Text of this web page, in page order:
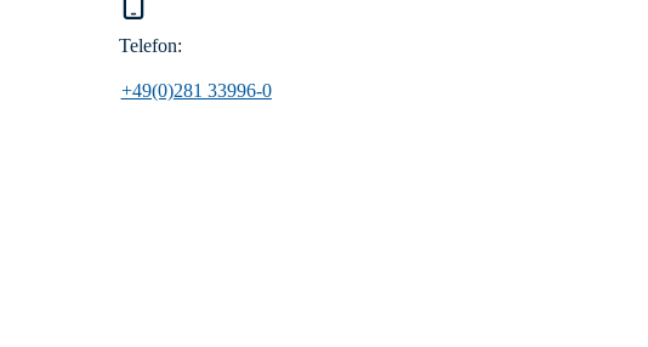
Telefon:
+49(0)281 33996-0